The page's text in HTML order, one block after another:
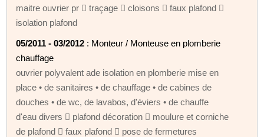
maitre ouvrier pr  traçage  cloisons  faux plafond 
isolation plafond
05/2011 - 03/2012 : Monteur / Monteuse en plomberie
chauffage
ouvrier polyvalent ade isolation en plomberie mise en
place • de sanitaires • de chauffage • de cabines de
douches • de wc, de lavabos, d'éviers • de chauffe
d'eau divers  plafond décoration  moulure et corniche
de plafond  faux plafond  pose de fermetures